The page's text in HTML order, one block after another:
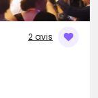
2 avis